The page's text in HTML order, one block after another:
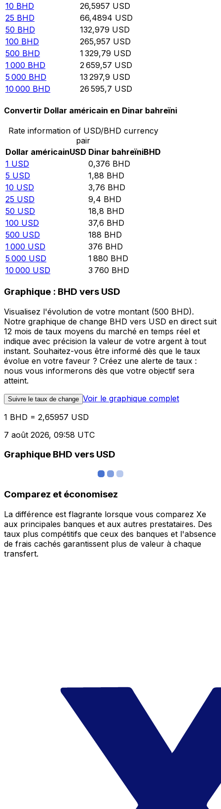
10 BHD 26,5957 USD
25 BHD 66,4894 USD
50 BHD 132,979 USD
100 BHD 265,957 USD
500 BHD 1 329,79 USD
1 000 BHD 2 659,57 USD
5 000 BHD 13 297,9 USD
10 000 BHD 26 595,7 USD
Convertir Dollar américain en Dinar bahreïni
Rate information of USD/BHD currency
pair
Dollar américainUSD Dinar bahreïniBHD
1 USD 0,376 BHD
5 USD 1,88 BHD
10 USD 3,76 BHD
25 USD 9,4 BHD
50 USD 18,8 BHD
100 USD 37,6 BHD
500 USD 188 BHD
1 000 USD 376 BHD
5 000 USD 1 880 BHD
10 000 USD 3 760 BHD
Graphique : BHD vers USD
Visualisez l'évolution de votre montant (500 BHD).
Notre graphique de change BHD vers USD en direct suit
12 mois de taux moyens du marché en temps réel et
indique avec précision la valeur de votre argent à tout
instant. Souhaitez-vous être informé dès que le taux
évolue en votre faveur ? Créez une alerte de taux :
nous vous informerons dès que votre objectif sera
atteint.
Suivre le taux de change Voir le graphique complet
1 BHD = 2,65957 USD
7 août 2026, 09:58 UTC
Graphique BHD vers USD
Comparez et économisez
La différence est flagrante lorsque vous comparez Xe
aux principales banques et aux autres prestataires. Des
taux plus compétitifs que ceux des banques et l'absence
de frais cachés garantissent plus de valeur à chaque
transfert.